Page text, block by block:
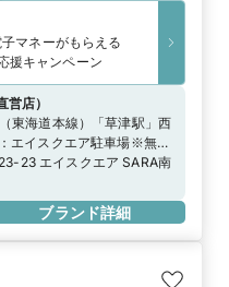
マネーがもらえる
援キャンペーン
営店）
東海道本線）「草津駅」西
エイスクエア駐車場※無料
アに準ずる
23 エイスクエア SARA南
ブランド詳細